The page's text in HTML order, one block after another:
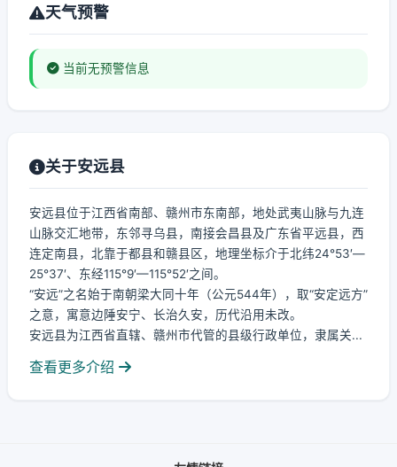
天气预警
当前无预警信息
关于安远县
安远县位于江西省南部、赣州市东南部，地处武夷山脉与九连
山脉交汇地带，东邻寻乌县，南接会昌县及广东省平远县，西
连定南县，北靠于都县和赣县区，地理坐标介于北纬24°53′—
25°37′、东经115°9′—115°52′之间。
“安远”之名始于南朝梁大同十年（公元544年），取“安定远方”
之意，寓意边陲安宁、长治久安，历代沿用未改。
安远县为江西省直辖、赣州市代管的县级行政单位，隶属关...
查看更多介绍